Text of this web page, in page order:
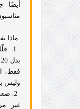
أيضًا
ماذا
فقط،
وليس
2.
غير